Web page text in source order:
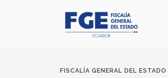
FISCALÍA GENERAL DEL ESTADO